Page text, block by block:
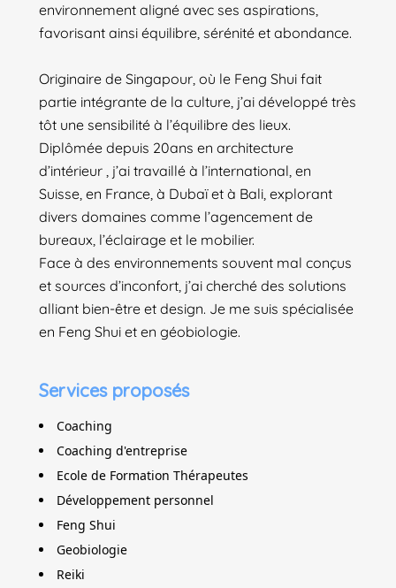
environnement aligné avec ses aspirations,
favorisant ainsi équilibre, sérénité et abondance.
Originaire de Singapour, où le Feng Shui fait
partie intégrante de la culture, j’ai développé très
tôt une sensibilité à l’équilibre des lieux.
Diplômée depuis 20ans en architecture
d’intérieur , j’ai travaillé à l’international, en
Suisse, en France, à Dubaï et à Bali, explorant
divers domaines comme l’agencement de
bureaux, l’éclairage et le mobilier.
Face à des environnements souvent mal conçus
et sources d’inconfort, j’ai cherché des solutions
alliant bien-être et design. Je me suis spécialisée
en Feng Shui et en géobiologie.
Services proposés
Coaching
Coaching d'entreprise
Ecole de Formation Thérapeutes
Développement personnel
Feng Shui
Geobiologie
Reiki